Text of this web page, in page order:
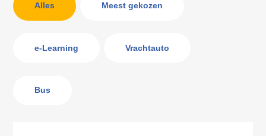
Alles Meest gekozen
e-Learning Vrachtauto
Bus